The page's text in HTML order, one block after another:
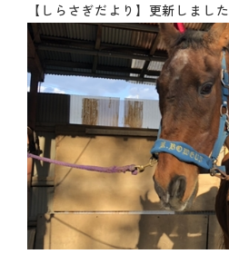
【しらさぎだより】更新しました